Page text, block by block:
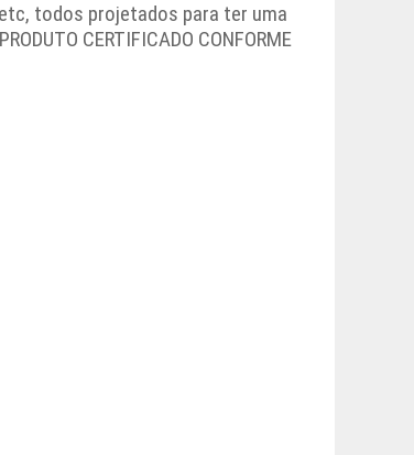
todos projetados para ter uma
CERTIFICADO CONFORME